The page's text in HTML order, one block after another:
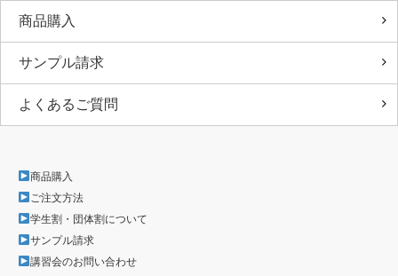
商品購入
サンプル請求
よくあるご質問
商品購入
ご注文方法
学生割・団体割について
サンプル請求
講習会のお問い合わせ